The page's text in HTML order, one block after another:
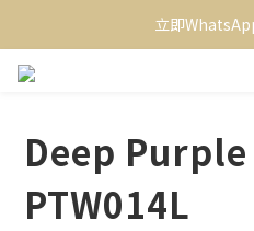
立即
Deep Purple
PTW014L